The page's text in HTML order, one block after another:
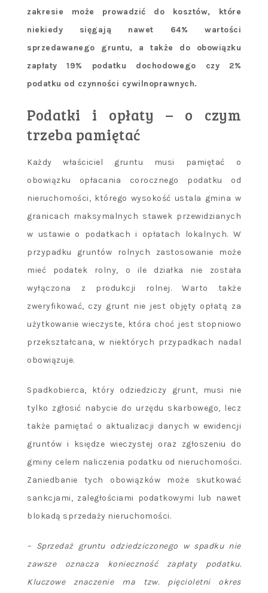
zakresie może prowadzić do kosztów, które
niekiedy sięgają nawet 64% wartości
sprzedawanego gruntu, a także do obowiązku
zapłaty 19% podatku dochodowego czy 2%
podatku od czynności cywilnoprawnych.
Podatki i opłaty – o czym
trzeba pamiętać
Każdy właściciel gruntu musi pamiętać o
obowiązku opłacania corocznego podatku od
nieruchomości, którego wysokość ustala gmina w
granicach maksymalnych stawek przewidzianych
w ustawie o podatkach i opłatach lokalnych. W
przypadku gruntów rolnych zastosowanie może
mieć podatek rolny, o ile działka nie została
wyłączona z produkcji rolnej. Warto także
zweryfikować, czy grunt nie jest objęty opłatą za
użytkowanie wieczyste, która choć jest stopniowo
przekształcana, w niektórych przypadkach nadal
obowiązuje.
Spadkobierca, który odziedziczy grunt, musi nie
tylko zgłosić nabycie do urzędu skarbowego, lecz
także pamiętać o aktualizacji danych w ewidencji
gruntów i księdze wieczystej oraz zgłoszeniu do
gminy celem naliczenia podatku od nieruchomości.
Zaniedbanie tych obowiązków może skutkować
sankcjami, zaległościami podatkowymi lub nawet
blokadą sprzedaży nieruchomości.
– Sprzedaż gruntu odziedziczonego w spadku nie
zawsze oznacza konieczność zapłaty podatku.
Kluczowe znaczenie ma tzw. pięcioletni okres